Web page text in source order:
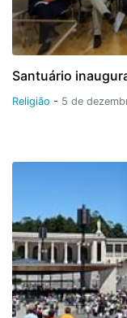
Santuário
Religião - 5 de